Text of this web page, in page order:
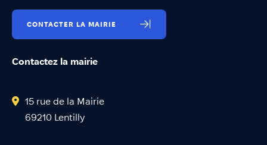
CONTACTER LA MAIRIE
Contactez la mairie
15 rue de la Mairie
69210 Lentilly